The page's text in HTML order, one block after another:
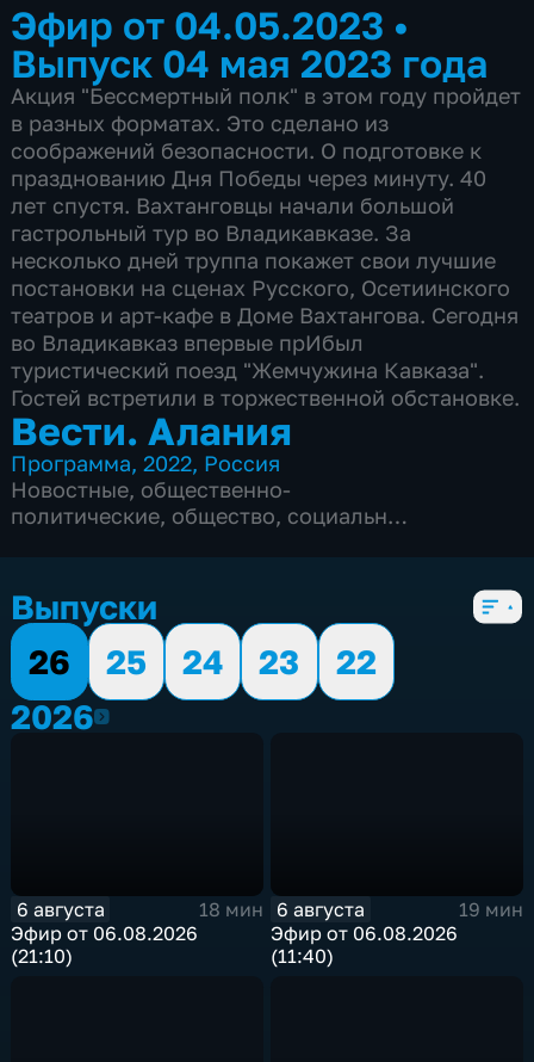
Эфир от 04.05.2023 •
Выпуск 04 мая 2023 года
Акция "Бессмертный полк" в этом году пройдет
в разных форматах. Это сделано из
соображений безопасности. О подготовке к
празднованию Дня Победы через минуту. 40
лет спустя. Вахтанговцы начали большой
гастрольный тур во Владикавказе. За
несколько дней труппа покажет свои лучшие
постановки на сценах Русского, Осетиинского
театров и арт-кафе в Доме Вахтангова. Сегодня
во Владикавказ впервые прИбыл
туристический поезд "Жемчужина Кавказа".
Гостей встретили в торжественной обстановке.
Вести. Алания
Программа,2022, Россия
Новостные, общественно-
политические, общество, социально-
Выпуски
26
25 24 23
22
20262026
6 августа
18 мин
Эфир от 06.08.2026
(21:10)
6 августа
19 мин
Эфир от 06.08.2026
(11:40)